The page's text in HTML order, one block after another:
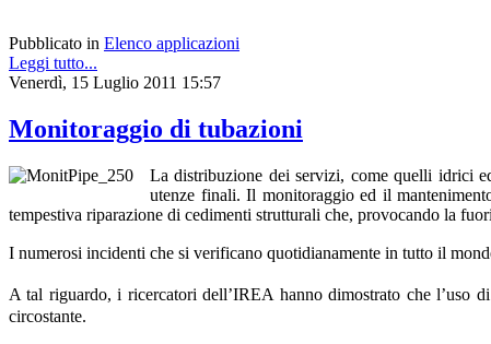
Pubblicato in Elenco applicazioni
Leggi tutto...
Venerdì, 15 Luglio 2011 15:57
Monitoraggio di tubazioni
La distribuzione dei servizi, come quelli idrici
utenze finali. Il monitoraggio ed il
tempestiva riparazione di cedimenti strutturali che, provocando la
I numerosi incidenti che si verificano quotidianamente in tutto il
A tal riguardo, i ricercatori dell’IREA hanno dimostrato che l’uso
circostante.